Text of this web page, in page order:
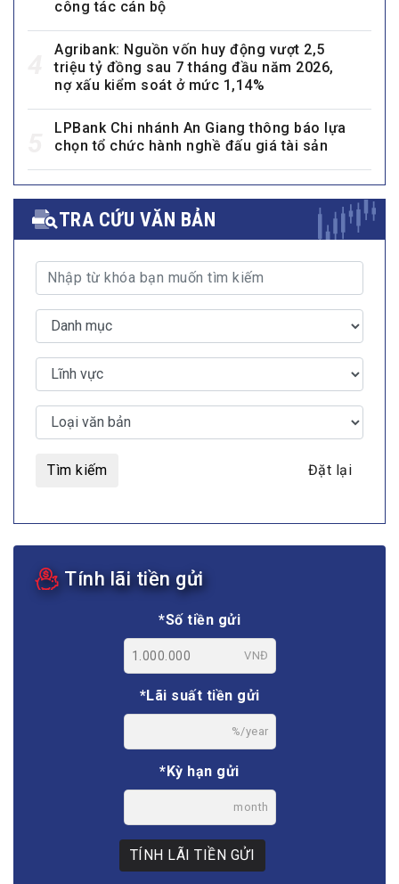
công tác cán bộ
Agribank: Nguồn vốn huy động vượt 2,5
triệu tỷ đồng sau 7 tháng đầu năm 2026,
nợ xấu kiểm soát ở mức 1,14%
LPBank Chi nhánh An Giang thông báo lựa
chọn tổ chức hành nghề đấu giá tài sản
TRA CỨU VĂN BẢN
Tìm kiếm Đặt lại
Tính lãi tiền gửi
*Số tiền gửi
VNĐ
*Lãi suất tiền gửi
%/year
*Kỳ hạn gửi
month
TÍNH LÃI TIỀN GỬI